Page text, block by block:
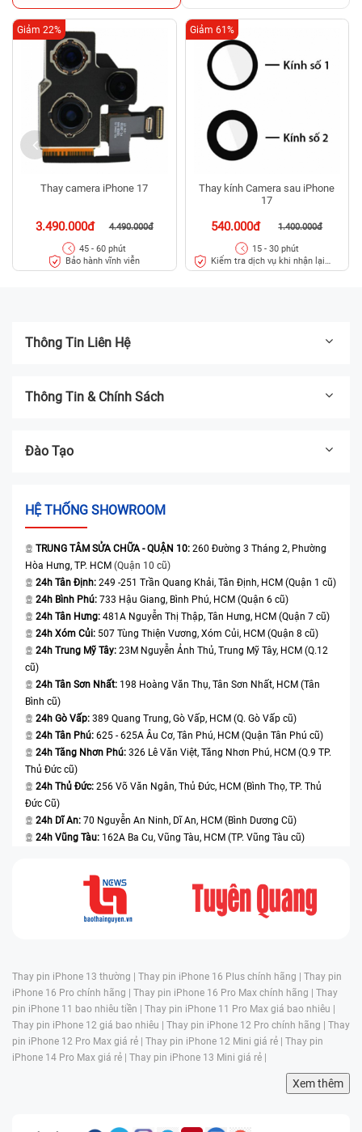
Thay camera iPhone 17
3.490.000đ 4.490.000đ
Giảm 22%
45 - 60 phút
Bảo hành vĩnh viễn
Thay kính Camera sau iPhone
17
540.000đ 1.400.000đ
Giảm 61%
15 - 30 phút
Kiểm tra dịch vụ khi nhận lại
máy
Thông Tin Liên Hệ
Thông Tin & Chính Sách
Đào Tạo
HỆ THỐNG SHOWROOM
TRUNG TÂM SỬA CHỮA - QUẬN 10: 260 Đường 3 Tháng 2, Phường
Hòa Hưng, TP. HCM (Quận 10 cũ)
24h Tân Định: 249 -251 Trần Quang Khải, Tân Định, HCM (Quận 1 cũ)
24h Bình Phú: 733 Hậu Giang, Bình Phú, HCM (Quận 6 cũ)
24h Tân Hưng: 481A Nguyễn Thị Thập, Tân Hưng, HCM (Quận 7 cũ)
24h Xóm Củi: 507 Tùng Thiện Vương, Xóm Củi, HCM (Quận 8 cũ)
24h Trung Mỹ Tây: 23M Nguyễn Ảnh Thủ, Trung Mỹ Tây, HCM (Q.12
cũ)
24h Tân Sơn Nhất: 198 Hoàng Văn Thụ, Tân Sơn Nhất, HCM (Tân
Bình cũ)
24h Gò Vấp: 389 Quang Trung, Gò Vấp, HCM (Q. Gò Vấp cũ)
24h Tân Phú: 625 - 625A Âu Cơ, Tân Phú, HCM (Quận Tân Phú cũ)
24h Tăng Nhơn Phú: 326 Lê Văn Việt, Tăng Nhơn Phú, HCM (Q.9 TP.
Thủ Đức cũ)
24h Thủ Đức: 256 Võ Văn Ngân, Thủ Đức, HCM (Bình Thọ, TP. Thủ
Đức Cũ)
24h Dĩ An: 70 Nguyễn An Ninh, Dĩ An, HCM (Bình Dương Cũ)
24h Vũng Tàu: 162A Ba Cu, Vũng Tàu, HCM (TP. Vũng Tàu cũ)
Thay pin iPhone 13 thường | Thay pin iPhone 16 Plus chính hãng | Thay pin
iPhone 16 Pro chính hãng | Thay pin iPhone 16 Pro Max chính hãng | Thay
pin iPhone 11 bao nhiêu tiền | Thay pin iPhone 11 Pro Max giá bao nhiêu |
Thay pin iPhone 12 giá bao nhiêu | Thay pin iPhone 12 Pro chính hãng | Thay
pin iPhone 12 Pro Max giá rẻ | Thay pin iPhone 12 Mini giá rẻ | Thay pin
iPhone 14 Pro Max giá rẻ | Thay pin iPhone 13 Mini giá rẻ |
Xem thêm